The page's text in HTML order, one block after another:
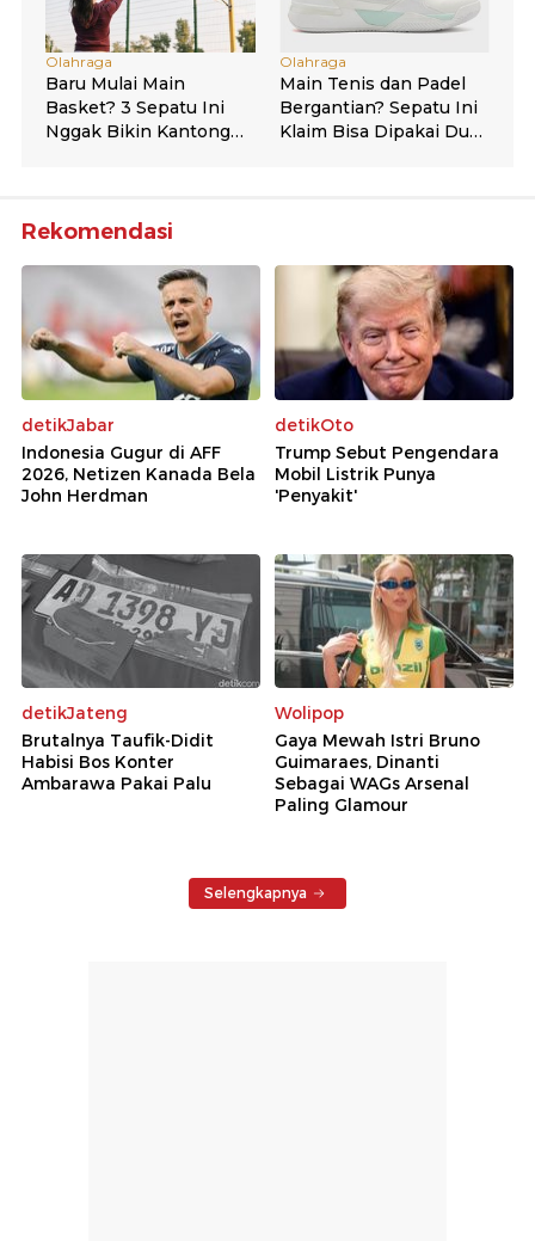
Rekomendasi
detikJabar
Indonesia Gugur di AFF
2026, Netizen Kanada Bela
John Herdman
detikOto
Trump Sebut Pengendara
Mobil Listrik Punya
'Penyakit'
detikJateng
Brutalnya Taufik-Didit
Habisi Bos Konter
Ambarawa Pakai Palu
Wolipop
Gaya Mewah Istri Bruno
Guimaraes, Dinanti
Sebagai WAGs Arsenal
Paling Glamour
Selengkapnya